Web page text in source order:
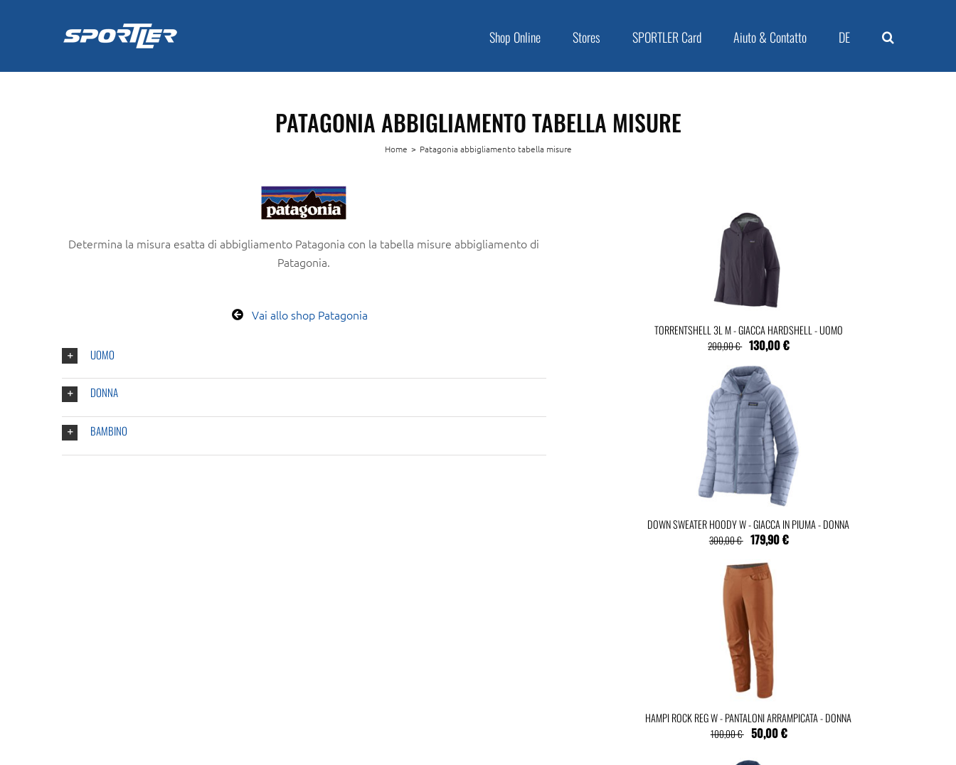
Shop Online Stores SPORTLER Card Aiuto & Contatto DE
PATAGONIA ABBIGLIAMENTO TABELLA MISURE
Home > Patagonia abbigliamento tabella misure
Determina la misura esatta di abbigliamento Patagonia con la tabella misure abbigliamento di
Patagonia.
Vai allo shop Patagonia
UOMO
DONNA
BAMBINO
TORRENTSHELL 3L M - GIACCA HARDSHELL - UOMO
200,00 € 130,00 €
DOWN SWEATER HOODY W - GIACCA IN PIUMA - DONNA
300,00 € 179,90 €
HAMPI ROCK REG W - PANTALONI ARRAMPICATA - DONNA
100,00 € 50,00 €